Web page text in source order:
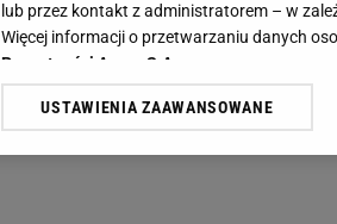
lub przez kontakt z administratorem – w
Więcej informacji o przetwarzaniu danych
Prywatności Agora S.A.
Klikając „Akceptuję” wyrażasz też zgodę
USTAWIENIA ZAAWANSOWANE